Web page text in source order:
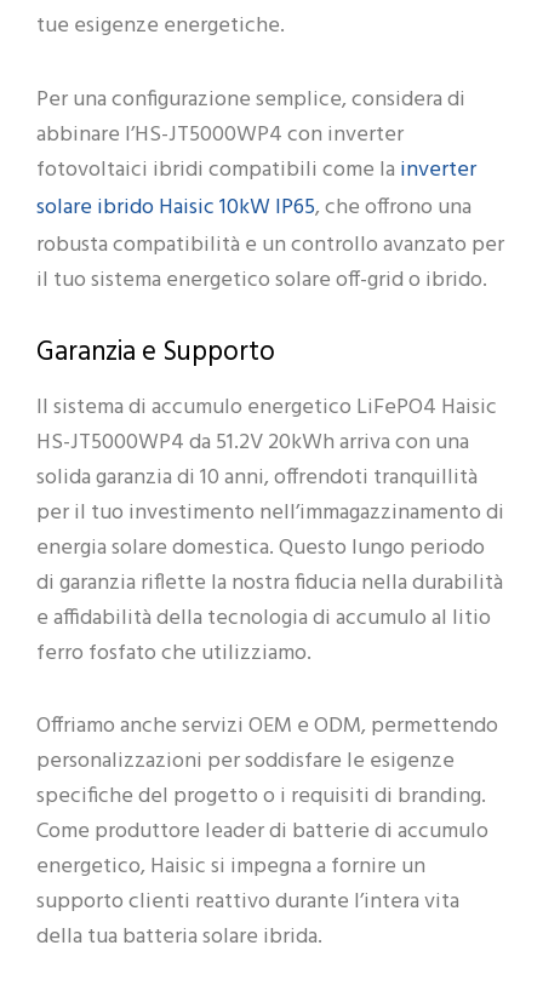
tue esigenze energetiche.
Per una configurazione semplice, considera di
abbinare l’HS-JT5000WP4 con inverter
fotovoltaici ibridi compatibili come la inverter
solare ibrido Haisic 10kW IP65, che offrono una
robusta compatibilità e un controllo avanzato per
il tuo sistema energetico solare off-grid o ibrido.
Garanzia e Supporto
Il sistema di accumulo energetico LiFePO4 Haisic
HS-JT5000WP4 da 51.2V 20kWh arriva con una
solida garanzia di 10 anni, offrendoti tranquillità
per il tuo investimento nell’immagazzinamento di
energia solare domestica. Questo lungo periodo
di garanzia riflette la nostra fiducia nella durabilità
e affidabilità della tecnologia di accumulo al litio
ferro fosfato che utilizziamo.
Offriamo anche servizi OEM e ODM, permettendo
personalizzazioni per soddisfare le esigenze
specifiche del progetto o i requisiti di branding.
Come produttore leader di batterie di accumulo
energetico, Haisic si impegna a fornire un
supporto clienti reattivo durante l’intera vita
della tua batteria solare ibrida.